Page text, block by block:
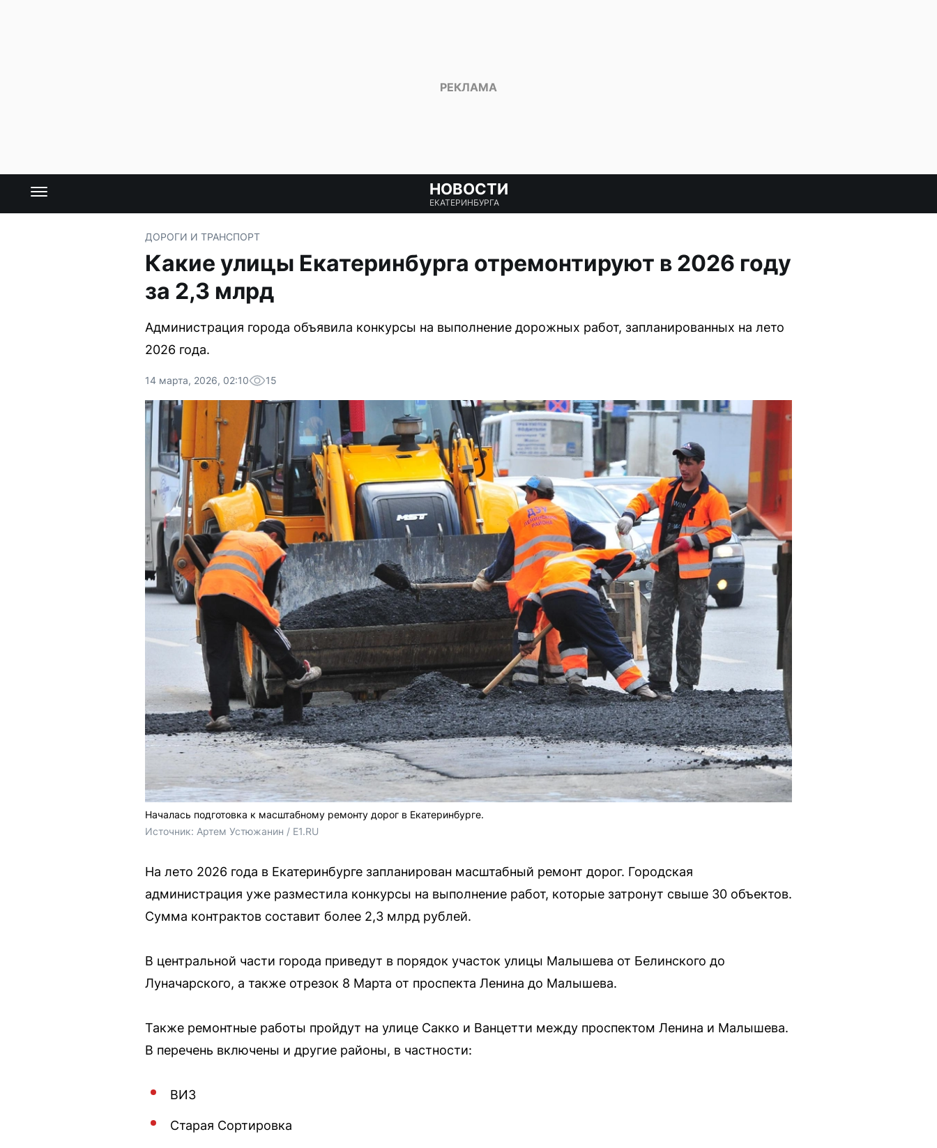
НОВОСТИ
ЕКАТЕРИНБУРГА
ДОРОГИ И ТРАНСПОРТ
Какие улицы Екатеринбурга отремонтируют в 2026 году
за 2,3 млрд
Администрация города объявила конкурсы на выполнение дорожных работ, запланированных на лето
2026 года.
14 марта, 2026, 02:10 15
Началась подготовка к масштабному ремонту дорог в Екатеринбурге.
Источник: Артем Устюжанин / Е1.RU
На лето 2026 года в Екатеринбурге запланирован масштабный ремонт дорог. Городская
администрация уже разместила конкурсы на выполнение работ, которые затронут свыше 30 объектов.
Сумма контрактов составит более 2,3 млрд рублей.
В центральной части города приведут в порядок участок улицы Малышева от Белинского до
Луначарского, а также отрезок 8 Марта от проспекта Ленина до Малышева.
Также ремонтные работы пройдут на улице Сакко и Ванцетти между проспектом Ленина и Малышева.
В перечень включены и другие районы, в частности:
ВИЗ
Старая Сортировка